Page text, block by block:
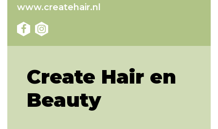
www.createhair.nl
Create Hair en
Beauty